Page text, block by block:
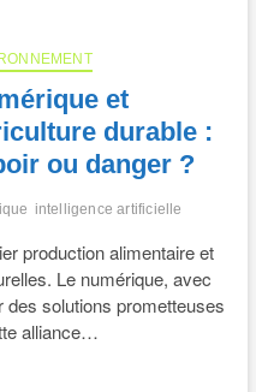
et
durable :
ou danger ?
intelligence artificielle
production alimentaire et
Le numérique, avec
solutions prometteuses
alliance…